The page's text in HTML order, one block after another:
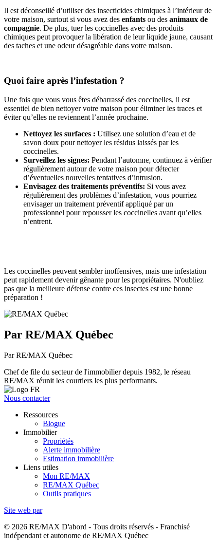
Il est déconseillé d’utiliser des insecticides chimiques à l’intérieur de
votre maison, surtout si vous avez des enfants ou des animaux de
compagnie. De plus, tuer les coccinelles avec des produits
chimiques peut provoquer la libération de leur liquide jaune, causant
des taches et une odeur désagréable dans votre maison.
Quoi faire après l’infestation ?
Une fois que vous vous êtes débarrassé des coccinelles, il est
essentiel de bien nettoyer votre maison pour éliminer les traces et
éviter qu’elles ne reviennent l’année prochaine.
Nettoyez les surfaces : Utilisez une solution d’eau et de
savon doux pour nettoyer les résidus laissés par les
coccinelles.
Surveillez les signes: Pendant l’automne, continuez à vérifier
régulièrement autour de votre maison pour détecter
d’éventuelles nouvelles tentatives d’intrusion.
Envisagez des traitements préventifs: Si vous avez
régulièrement des problèmes d’infestation, vous pourriez
envisager un traitement préventif appliqué par un
professionnel pour repousser les coccinelles avant qu’elles
n’entrent.
Les coccinelles peuvent sembler inoffensives, mais une infestation
peut rapidement devenir gênante pour les propriétaires. N'oubliez
pas que la meilleure défense contre ces insectes est une bonne
préparation !
Par RE/MAX Québec
Par RE/MAX Québec
Chef de file du secteur de l'immobilier depuis 1982, le réseau
RE/MAX réunit les courtiers les plus performants.
Nous contacter
Ressources
Blogue
Immobilier
Propriétés
Alerte immobilière
Estimation immobilière
Liens utiles
Mon RE/MAX
RE/MAX Québec
Outils pratiques
Site web par
© 2026 RE/MAX D'abord - Tous droits réservés - Franchisé
indépendant et autonome de RE/MAX Québec